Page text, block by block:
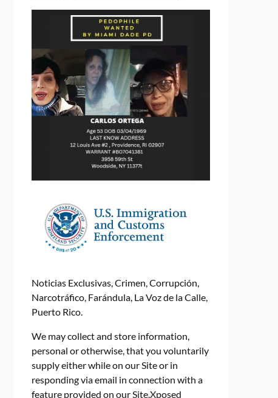
Noticias Exclusivas, Crimen, Corrupción,
Narcotráfico, Farándula, La Voz de la Calle,
Puerto Rico.
We may collect and store information,
personal or otherwise, that you voluntarily
supply either while on our Site or in
responding via email in connection with a
feature provided on our Site.Xposed